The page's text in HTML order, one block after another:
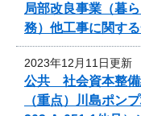
局部改良事業（暮
務）他工事に関す
2023年12月11日更新
公共 社会資本整備
（重点）川島ポン